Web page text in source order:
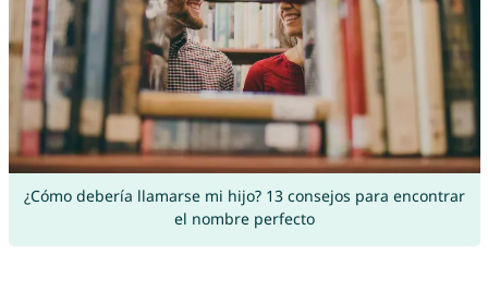
¿Cómo debería llamarse mi hijo? 13 consejos para encontrar
el nombre perfecto